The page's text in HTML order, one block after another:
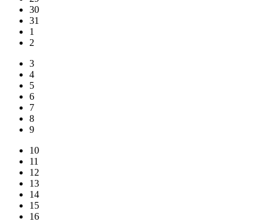
30
31
1
2
3
4
5
6
7
8
9
10
11
12
13
14
15
16